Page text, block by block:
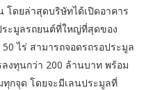
ดยล่าสุดบริษัทได้เปิดอาคาร
ะมูลรถยนต์ที่ใหญ่ที่สุดของ
ไร่ สามารถจอดรถรอประมูล
งทุนกว่า 200 ล้านบาท พร้อม
กจุด โดยจะมีเลนประมูลที่